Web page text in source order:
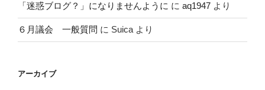
「迷惑ブログ？」になりませんように に aq1947 より
６月議会 一般質問 に Suica より
アーカイブ